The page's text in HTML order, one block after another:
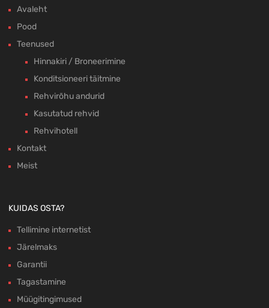
Avaleht
Pood
Teenused
Hinnakiri / Broneerimine
Konditsioneeri täitmine
Rehvirõhu andurid
Kasutatud rehvid
Rehvihotell
Kontakt
Meist
KUIDAS OSTA?
Tellimine internetist
Järelmaks
Garantii
Tagastamine
Müügitingimused